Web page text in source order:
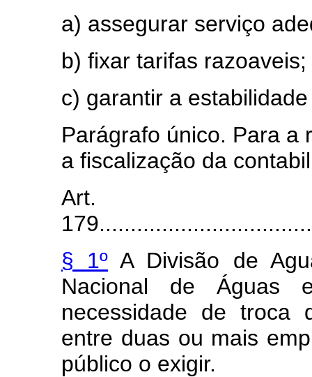
a) assegurar serviço
b) fixar tarifas razoaveis;
c) garantir a
Parágrafo único. Para a
a fiscalização da
Art.
§ 1º A Divisão de
Nacional de Águas
necessidade de troca
entre duas ou mais
público o exigir.